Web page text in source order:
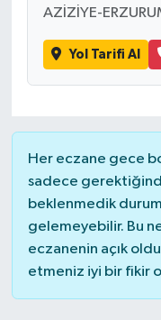
AZİZİYE-
Yol Tarifi Al
Her eczane gece
sadece
beklenmedik
gelemeyebilir. Bu
eczanenin açık
etmeniz iyi bir fikir